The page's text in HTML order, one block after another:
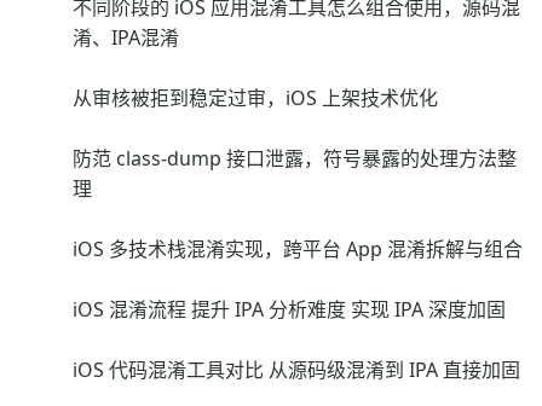
不同阶段的 iOS 应用混淆工具怎么组合使用，源码混
淆、IPA混淆
从审核被拒到稳定过审，iOS 上架技术优化
防范 class-dump 接口泄露，符号暴露的处理方法整
理
iOS 多技术栈混淆实现，跨平台 App 混淆拆解与组合
iOS 混淆流程 提升 IPA 分析难度 实现 IPA 深度加固
iOS 代码混淆工具对比 从源码级混淆到 IPA 直接加固